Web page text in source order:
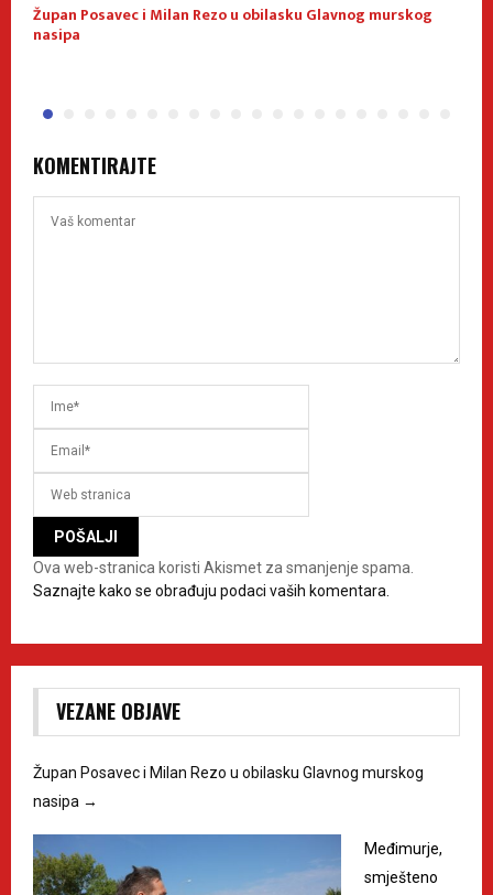
Župan Posavec i Milan Rezo u obilasku Glavnog murskog
nasipa
KOMENTIRAJTE
Ova web-stranica koristi Akismet za smanjenje spama.
Saznajte kako se obrađuju podaci vaših komentara.
VEZANE OBJAVE
Župan Posavec i Milan Rezo u obilasku Glavnog murskog
nasipa →
Međimurje,
smješteno